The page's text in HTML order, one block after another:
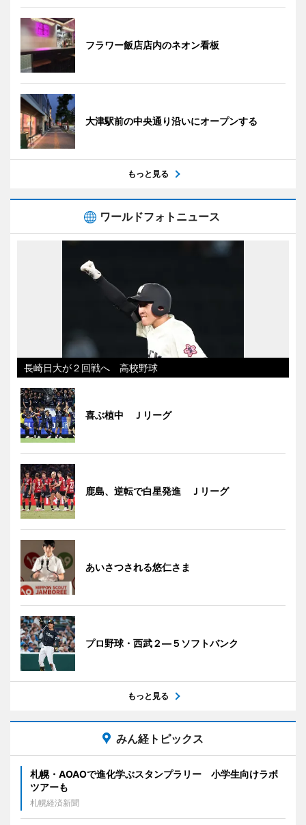
フラワー飯店店内のネオン看板
大津駅前の中央通り沿いにオープンする
もっと見る
ワールドフォトニュース
長崎日大が２回戦へ 高校野球
喜ぶ植中 Ｊリーグ
鹿島、逆転で白星発進 Ｊリーグ
あいさつされる悠仁さま
プロ野球・西武２―５ソフトバンク
もっと見る
みん経トピックス
札幌・AOAOで進化学ぶスタンプラリー 小学生向けラボ
ツアーも
札幌経済新聞